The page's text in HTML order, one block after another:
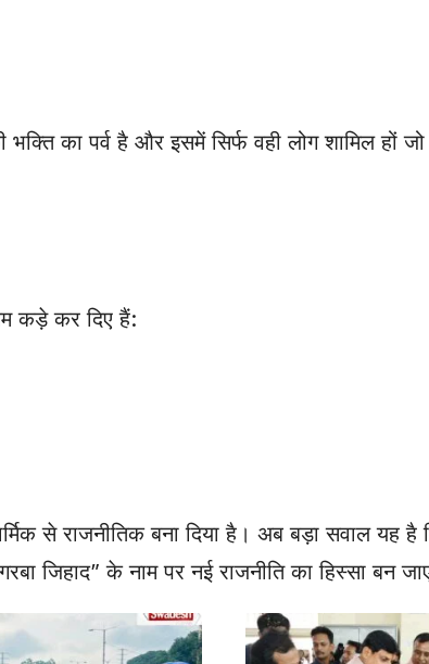
का पर्व है और इसमें सिर्फ वही लोग शामिल हों
कड़े कर दिए हैं:
से राजनीतिक बना दिया है। अब बड़ा सवाल यह है
जिहाद” के नाम पर नई राजनीति का हिस्सा बन